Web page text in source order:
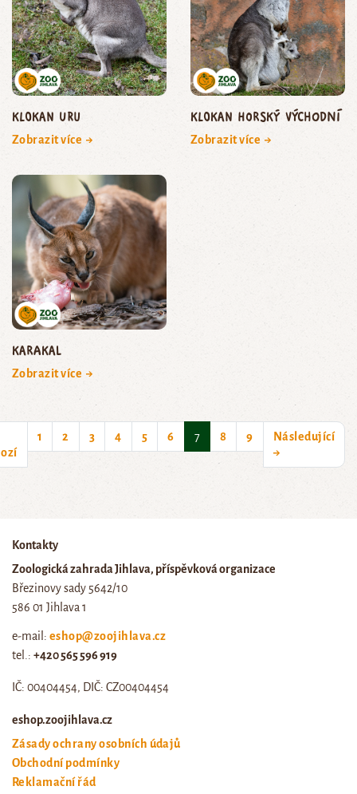
klokan uru
Zobrazit více →
Klokan horský východní
Zobrazit více →
karakal
Zobrazit více →
1 2 3 4 5 6 7(current)
8 9
Následující
→
Kontakty
Zoologická zahrada Jihlava, příspěvková organizace
Březinovy sady 5642/10
586 01 Jihlava 1
e-mail: eshop@zoojihlava.cz
tel.: +420 565 596 919
IČ: 00404454, DIČ: CZ00404454
eshop.zoojihlava.cz
Zásady ochrany osobních údajů
Obchodní podmínky
Reklamační řád